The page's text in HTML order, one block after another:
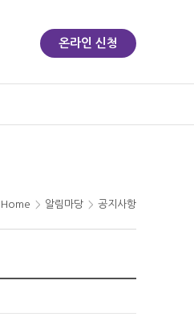
온라인 신청
Home 알림마당 공지사항